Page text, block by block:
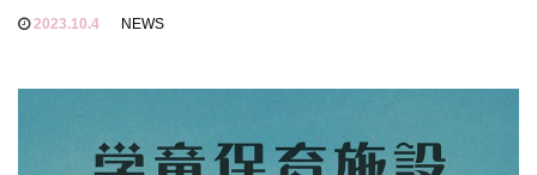
2023.10.4 NEWS